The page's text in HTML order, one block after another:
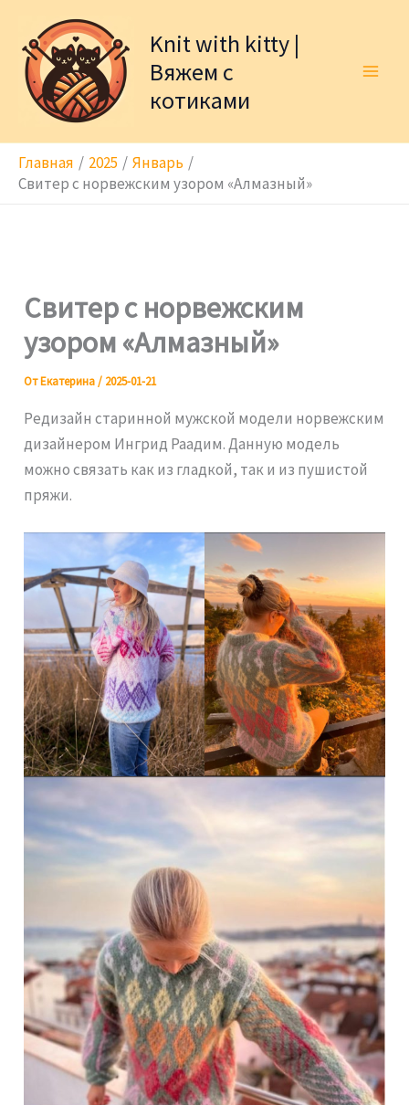
содержимому
Knit with kitty |
Вяжем с
котиками
Главная 2025
Январь
Свитер с норвежским узором «Алмазный»
Свитер с норвежским
узором «Алмазный»
ОтЕкатерина/ 2025-01-21
Редизайн старинной мужской модели норвежским
дизайнером Ингрид Раадим. Данную модель
можно связать как из гладкой, так и из пушистой
пряжи.